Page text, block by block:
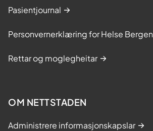
Pasientjournal
Personvernerklæring for Helse Bergen
Rettar og moglegheitar
OM NETTSTADEN
Administrere informasjonskapslar